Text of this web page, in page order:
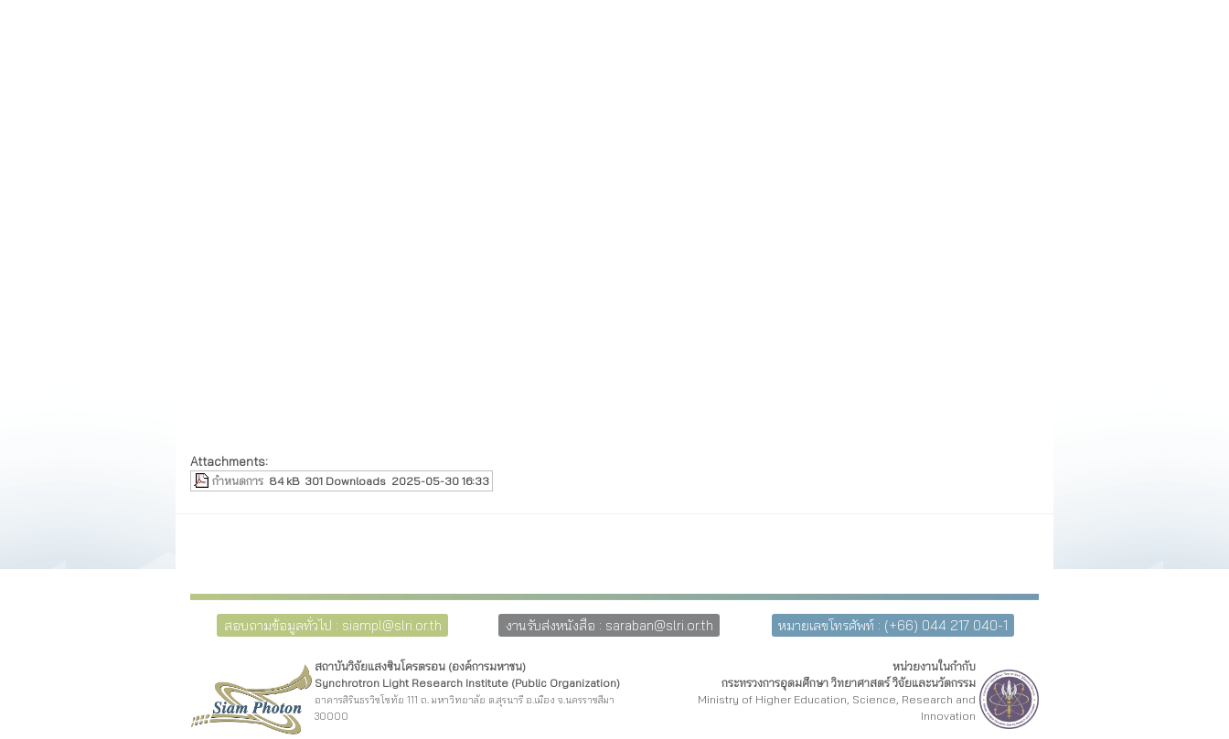
Attachments:
กำหนดการ 84 kB 301 Downloads 2025-05-30 16:33
สอบถามข้อมูลทั่วไป : siampl@slri.or.th งานรับส่งหนังสือ : saraban@slri.or.th หมายเลขโทรศัพท์ : (+66) 044 217 040-1
สถาบันวิจัยแสงซินโครตรอน (องค์การมหาชน)
Synchrotron Light Research Institute (Public Organization)
อาคารสิรินธรวิชโชทัย 111 ถ. มหาวิทยาลัย ต.สุรนารี อ.เมือง จ.นครราชสีมา
30000
หน่วยงานในกำกับ
กระทรวงการอุดมศึกษา วิทยาศาสตร์ วิจัยและนวัตกรรม
Ministry of Higher Education, Science, Research and
Innovation